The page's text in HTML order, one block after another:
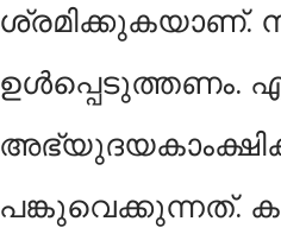
ശ്രമിക്കുകയാണ്.
ഉൾപ്പെടുത്തണം.
പങ്കുവെക്കുന്നത്.